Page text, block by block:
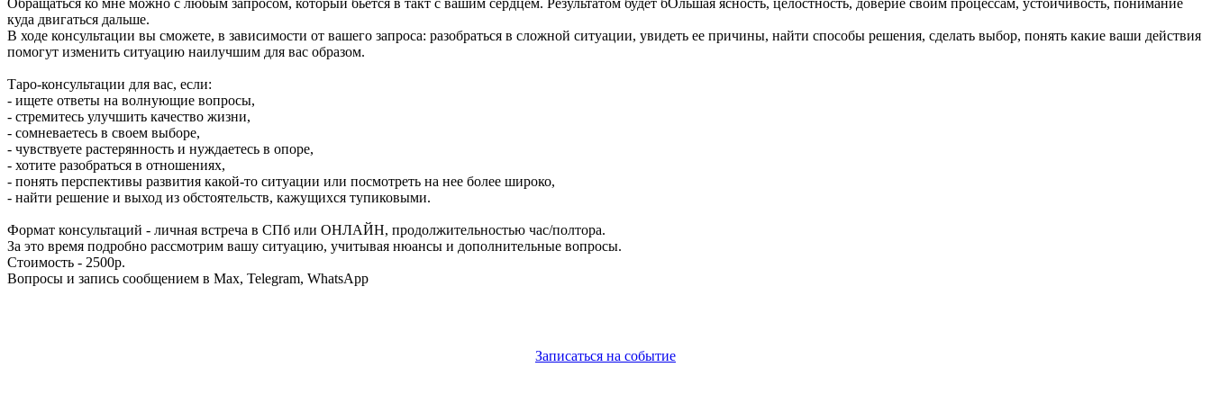
куда двигаться дальше.
В ходе консультации вы сможете, в зависимости от вашего запроса: разобраться в сложной ситуации, увидеть ее причины, найти способы решения, сделать выбор, понять какие ваши действия
помогут изменить ситуацию наилучшим для вас образом.
Тарo-консультации для вас, если:
- ищете ответы на волнующие вопросы,
- стремитесь улучшить качество жизни,
- сомневаетесь в своем выборе,
- чувствуете растерянность и нуждаетесь в опоре,
- хотите разобраться в отношениях,
- понять перспективы развития какой-то ситуации или посмотреть на нее более широко,
- найти решение и выход из обстоятельств, кажущихся тупиковыми.
Формат консультаций - личная встреча в СПб или ОНЛАЙН, продолжительностью час/полтора.
За это время подробно рассмотрим вашу ситуацию, учитывая нюансы и дополнительные вопросы.
Стоимость - 2500р.
Вопросы и запись сообщением в Max, Telegram, WhatsApp
Записаться на событие